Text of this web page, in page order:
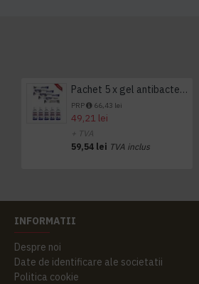
Pachet 5 x gel antibacterian 50ml si 3 x Servetele antibacteriene 48 buc Hygienium
PRP 66,43 lei
49,21 lei
+ TVA
59,54 lei TVA inclus
INFORMATII
Despre noi
Date de identificare ale societatii
Politica cookie